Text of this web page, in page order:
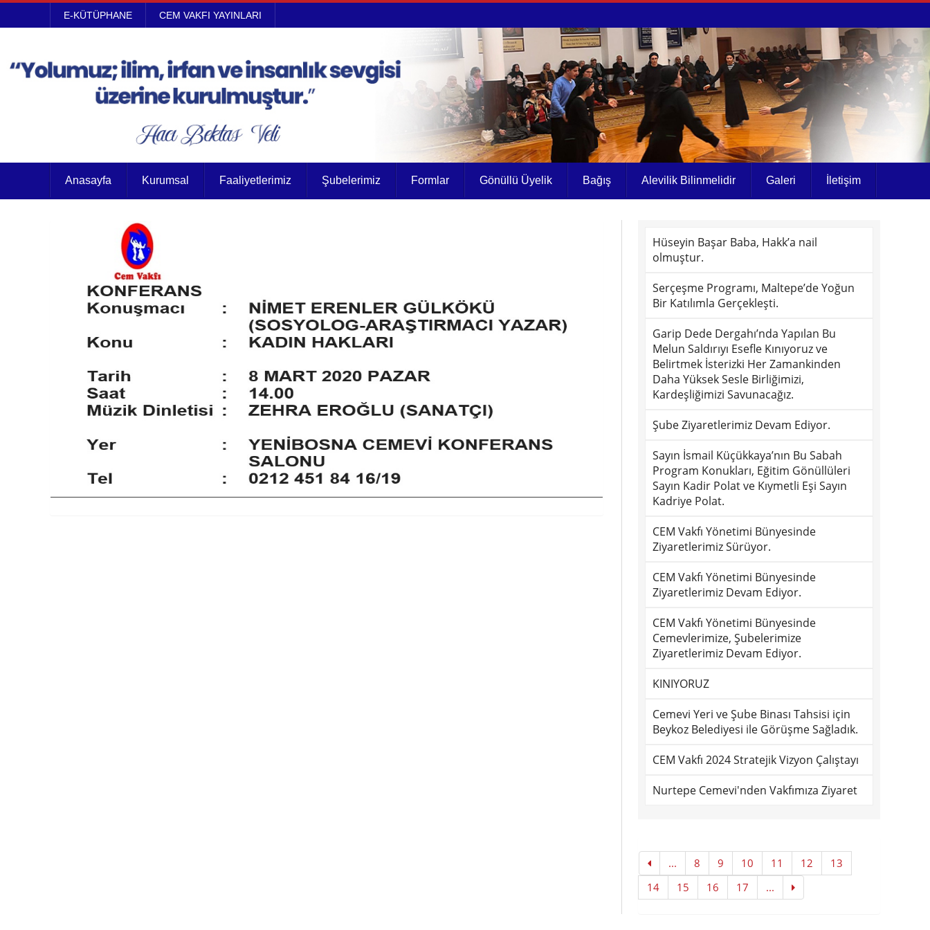
E-KÜTÜPHANE CEM VAKFI YAYINLARI
Anasayfa Kurumsal Faaliyetlerimiz Şubelerimiz Formlar Gönüllü Üyelik Bağış Alevilik Bilinmelidir Galeri İletişim
Hüseyin Başar Baba, Hakk’a nail
olmuştur.
Serçeşme Programı, Maltepe’de Yoğun
Bir Katılımla Gerçekleşti.
Garip Dede Dergahı’nda Yapılan Bu
Melun Saldırıyı Esefle Kınıyoruz ve
Belirtmek İsterizki Her Zamankinden
Daha Yüksek Sesle Birliğimizi,
Kardeşliğimizi Savunacağız.
Şube Ziyaretlerimiz Devam Ediyor.
Sayın İsmail Küçükkaya’nın Bu Sabah
Program Konukları, Eğitim Gönüllüleri
Sayın Kadir Polat ve Kıymetli Eşi Sayın
Kadriye Polat.
CEM Vakfı Yönetimi Bünyesinde
Ziyaretlerimiz Sürüyor.
CEM Vakfı Yönetimi Bünyesinde
Ziyaretlerimiz Devam Ediyor.
CEM Vakfı Yönetimi Bünyesinde
Cemevlerimize, Şubelerimize
Ziyaretlerimiz Devam Ediyor.
KINIYORUZ
Cemevi Yeri ve Şube Binası Tahsisi için
Beykoz Belediyesi ile Görüşme Sağladık.
CEM Vakfı 2024 Stratejik Vizyon Çalıştayı
Nurtepe Cemevi'nden Vakfımıza Ziyaret
... 8 9 10 11 12
13
14
15 16 17 ...